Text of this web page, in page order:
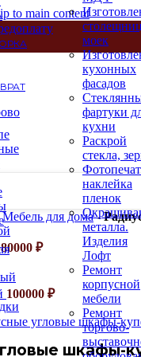
to main content
моек
кухонных
фасадов
фартуки
кухни
Раскрой
стекла,
наклейка
пленок
металла.
Изделия
Лофт
Ремонт
корпусной
мебели
Ремонт
торгово-
Мебель для дома-
80000 ₽
100000 ₽
шкафы-